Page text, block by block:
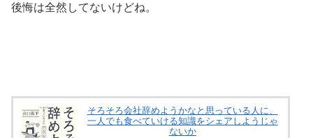
後悔は全然してないけどね。
そろそろ会社辞めようかなと思っている人に、
一人でも食べていける知識をシェアしようじゃ
ないか